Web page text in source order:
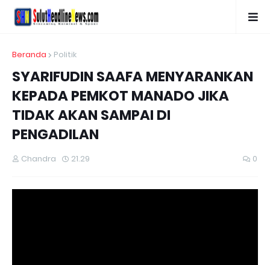
Beranda Politik
SYARIFUDIN SAAFA MENYARANKAN
KEPADA PEMKOT MANADO JIKA
TIDAK AKAN SAMPAI DI
PENGADILAN
Chandra 21.29 0